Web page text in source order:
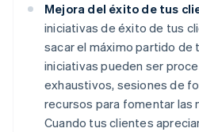
Mejora del éxito de tus
iniciativas de éxito de tus
sacar el máximo partido de
iniciativas pueden ser
exhaustivos, sesiones de
recursos para fomentar las
Cuando tus clientes